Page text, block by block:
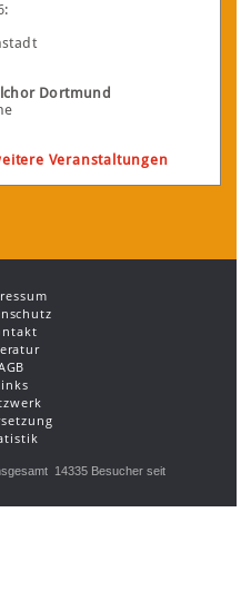
:
Dortmund
Veranstaltungen